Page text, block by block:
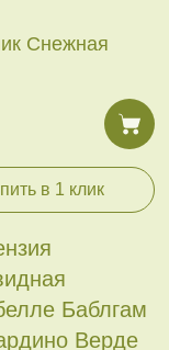
Снежная
в 1 клик